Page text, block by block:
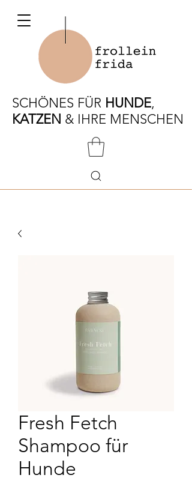
SCHÖNES FÜR HUNDE,
KATZEN & IHRE MENSCHEN
Fresh Fetch
Shampoo für
Hunde